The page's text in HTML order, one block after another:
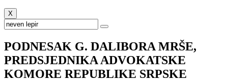
X
PODNESAK G. DALIBORA MRŠE,
PREDSJEDNIKA ADVOKATSKE
KOMORE REPUBLIKE SRPSKE